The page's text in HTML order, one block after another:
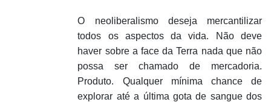
O neoliberalismo deseja mercantilizar
todos os aspectos da vida. Não deve
haver sobre a face da Terra nada que não
possa ser chamado de mercadoria.
Produto. Qualquer mínima chance de
explorar até a última gota de sangue dos